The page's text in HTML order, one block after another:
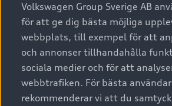
A6 modellerna
SUV
Avant
Privatleasing
Nya bilar i lager
Begagnade bilar i lager
Audi approved :plus - så gott som nya
Finansiering
Service & tillbehör
Audi digital services
Originaltillbehör - köp online
Garantier
Tjänstebil
Tjänstebil
Business lease online
Företagsleasing
Om Audi Sverige
Kontakta oss
Volkswagen Group Sverige AB
för att ge dig bästa möjliga
webbplats, till exempel för att
och annonser tillhandahålla
sociala medier och för att
webbtrafiken. För bästa
rekommenderar vi att du